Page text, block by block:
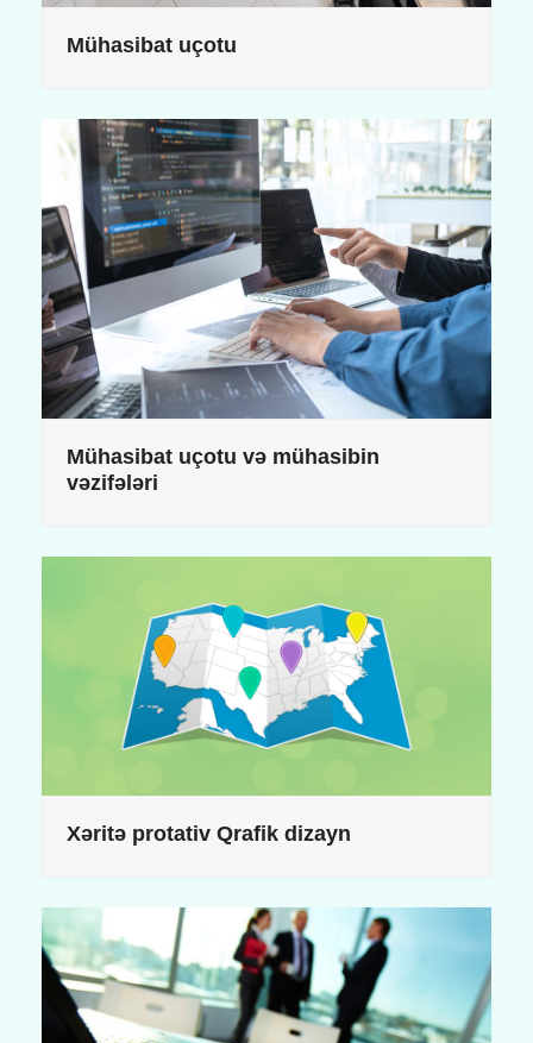
Mühasibat uçotu
Mühasibat uçotu və mühasibin
vəzifələri
Xəritə protativ Qrafik dizayn